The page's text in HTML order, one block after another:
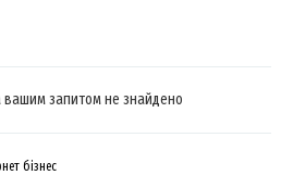
вашим запитом не знайдено
бізнес